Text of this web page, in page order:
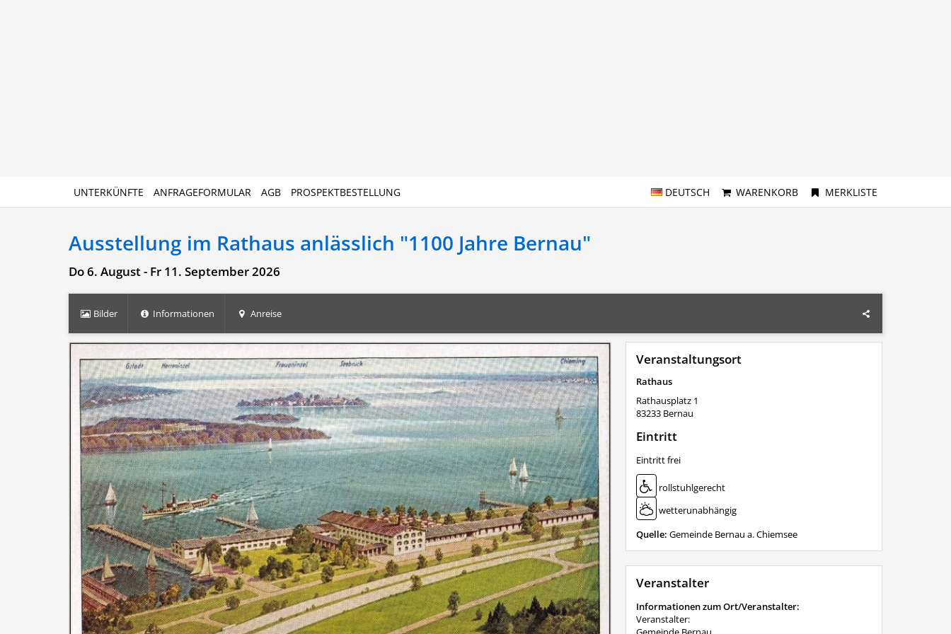
DEUTSCH WARENKORB MERKLISTE
UNTERKÜNFTE ANFRAGEFORMULAR AGB PROSPEKTBESTELLUNG
Ausstellung im Rathaus anlässlich "1100 Jahre Bernau"
Do 6. August - Fr 11. September 2026
Bilder Informationen Anreise
Veranstaltungsort
Rathaus
Rathausplatz 1
83233 Bernau
Eintritt
Eintritt frei
rollstuhlgerecht
wetterunabhängig
Quelle: Gemeinde Bernau a. Chiemsee
Veranstalter
Informationen zum Ort/Veranstalter:
Veranstalter: